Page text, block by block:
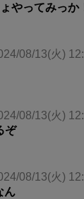
やってみっか
08/13(火)
08/13(火)
ぞ
08/13(火)
ん